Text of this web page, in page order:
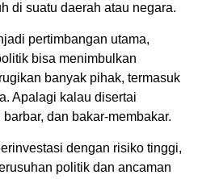
di suatu daerah atau negara.
pertimbangan utama,
bisa menimbulkan
banyak pihak, termasuk
Apalagi kalau disertai
dan bakar-membakar.
dengan risiko tinggi,
politik dan ancaman